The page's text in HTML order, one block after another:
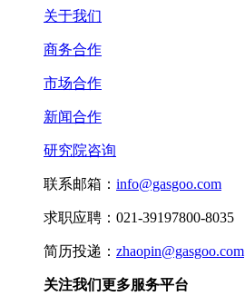
关于我们
商务合作
市场合作
新闻合作
研究院咨询
联系邮箱： info@gasgoo.com
求职应聘：021-39197800-8035
简历投递： zhaopin@gasgoo.com
关注我们更多服务平台